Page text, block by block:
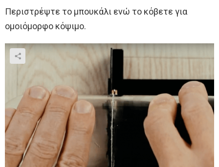
Περιστρέψτε το μπουκάλι ενώ το κόβετε για
ομοιόμορφο κόψιμο.